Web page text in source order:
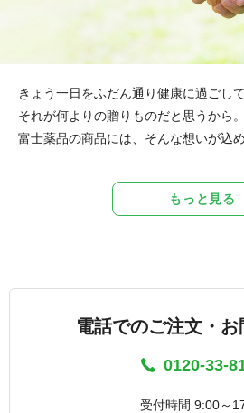
きょう一日をふだん通り健康に過ごし
それが何よりの贈りものだと思うから。
富士薬品の商品には、そんな想いが込
もっと見る
電話でのご注文・
0120-33-
受付時間 9:00～